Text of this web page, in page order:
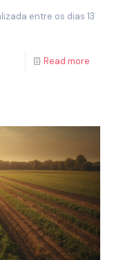
entre os dias 13
Read more